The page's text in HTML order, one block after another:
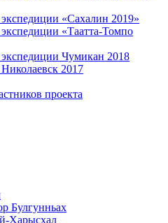
«Сахалин 2019»
«Таатта-Томпо
Чумикан 2018
2017
проекта
Булгунньах
Харысхал